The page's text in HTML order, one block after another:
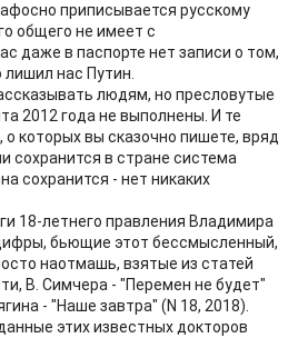
приписывается русскому
общего не имеет с
даже в паспорте нет записи о том,
лишил нас Путин.
людям, но пресловутые
2012 года не выполнены. И те
о которых вы сказочно пишете, вряд
сохранится в стране система
сохранится - нет никаких
18-летнего правления Владимира
бьющие этот бессмысленный,
наотмашь, взятые из статей
В. Симчера - "Перемен не будет"
- "Наше завтра" (N 18, 2018).
этих известных докторов